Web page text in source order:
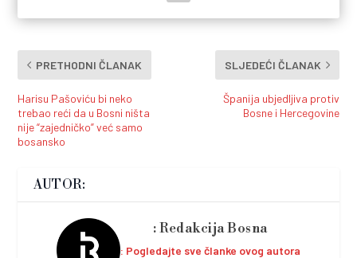
PRETHODNI ČLANAK
Harisu Pašoviću bi neko
trebao reći da u Bosni ništa
nije “zajedničko” već samo
bosansko
SLJEDEĆI ČLANAK
Španija ubjedljiva protiv
Bosne i Hercegovine
AUTOR:
Redakcija Bosna
Pogledajte sve članke ovog autora